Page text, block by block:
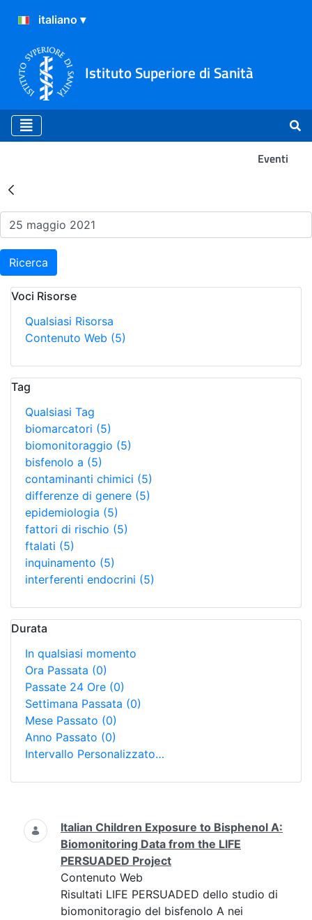
Istituto Superiore di Sanità
Eventi
Risultati della Ricerca -
Ricerca
Voci Risorse
Qualsiasi Risorsa
Contenuto Web (5)
Tag
Qualsiasi Tag
biomarcatori (5)
biomonitoraggio (5)
bisfenolo a (5)
contaminanti chimici (5)
differenze di genere (5)
epidemiologia (5)
fattori di rischio (5)
ftalati (5)
inquinamento (5)
interferenti endocrini (5)
Durata
In qualsiasi momento
Ora Passata (0)
Passate 24 Ore (0)
Settimana Passata (0)
Mese Passato (0)
Anno Passato (0)
Intervallo Personalizzato…
Ricerca
Italian Children Exposure to Bisphenol A:
Biomonitoring Data from the LIFE
PERSUADED Project
Contenuto Web
Risultati LIFE PERSUADED dello studio di
biomonitoragio del bisfenolo A nei